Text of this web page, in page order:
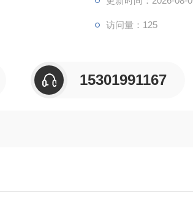
访问量：125
15301991167